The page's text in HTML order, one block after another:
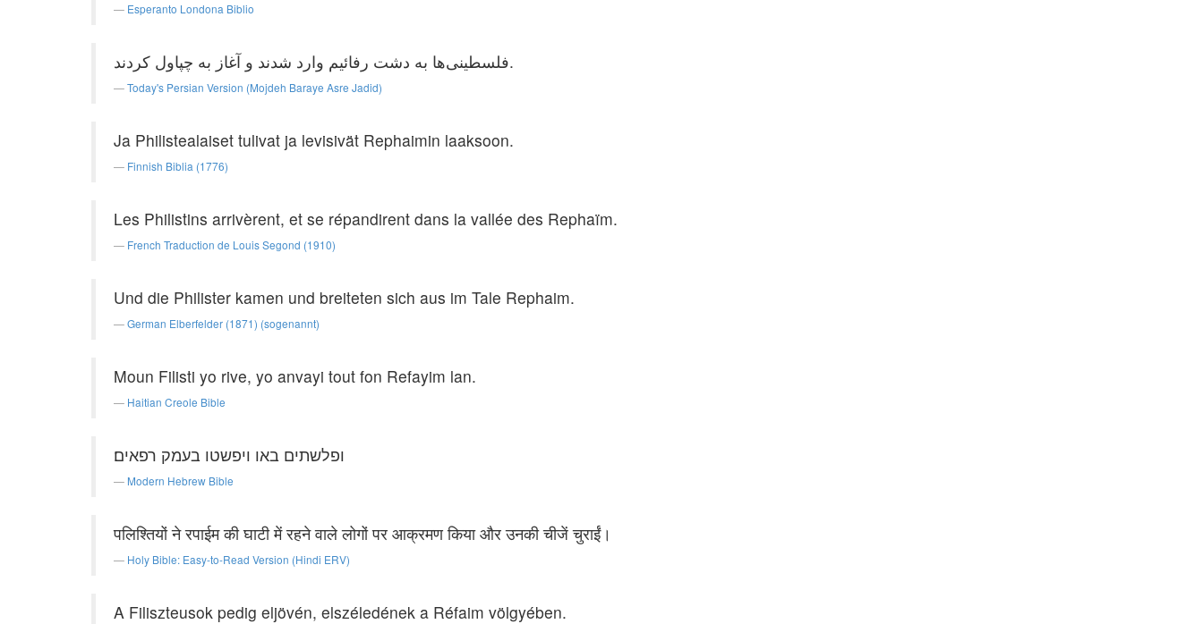
Esperanto Londona Biblio
فلسطینی‌ها به دشت رفائیم وارد شدند و آغاز به چپاول کردند.
Today's Persian Version (Mojdeh Baraye Asre Jadid)
Ja Philistealaiset tulivat ja levisivät Rephaimin laaksoon.
Finnish Biblia (1776)
Les Philistins arrivèrent, et se répandirent dans la vallée des Rephaïm.
French Traduction de Louis Segond (1910)
Und die Philister kamen und breiteten sich aus im Tale Rephaim.
German Elberfelder (1871) (sogenannt)
Moun Filisti yo rive, yo anvayi tout fon Refayim lan.
Haitian Creole Bible
ופלשתים באו ויפשטו בעמק רפאים׃
Modern Hebrew Bible
पलिश्तियों ने रपाईम की घाटी में रहने वाले लोगों पर आक्रमण किया और उनकी चीजें चुराईं।
Holy Bible: Easy-to-Read Version (Hindi ERV)
A Filiszteusok pedig eljövén, elszéledének a Réfaim völgyében.